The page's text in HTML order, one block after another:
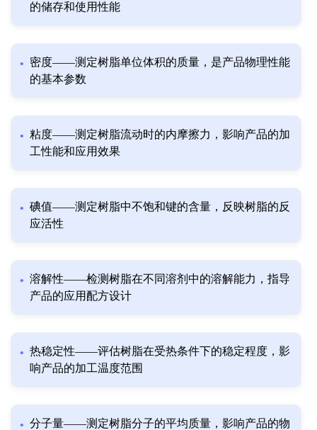
的储存和使用性能
密度——测定树脂单位体积的质量，是产品物理性能
的基本参数
粘度——测定树脂流动时的内摩擦力，影响产品的加
工性能和应用效果
碘值——测定树脂中不饱和键的含量，反映树脂的反
应活性
溶解性——检测树脂在不同溶剂中的溶解能力，指导
产品的应用配方设计
热稳定性——评估树脂在受热条件下的稳定程度，影
响产品的加工温度范围
分子量——测定树脂分子的平均质量，影响产品的物